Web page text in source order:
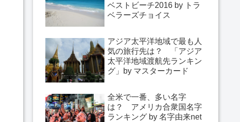
ベストビーチ2016 by トラ
ベラーズチョイス
アジア太平洋地域で最も人
気の旅行先は？ 「アジア
太平洋地域渡航先ランキン
グ」by マスターカード
全米で一番、多い名字
は？ アメリカ合衆国名字
ランキング by 名字由来net